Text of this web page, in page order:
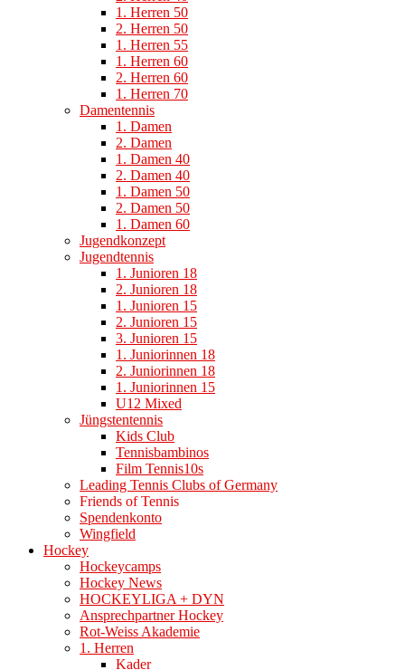
1. Herren 50
2. Herren 50
1. Herren 55
1. Herren 60
2. Herren 60
1. Herren 70
Damentennis
1. Damen
2. Damen
1. Damen 40
2. Damen 40
1. Damen 50
2. Damen 50
1. Damen 60
Jugendkonzept
Jugendtennis
1. Junioren 18
2. Junioren 18
1. Junioren 15
2. Junioren 15
3. Junioren 15
1. Juniorinnen 18
2. Juniorinnen 18
1. Juniorinnen 15
U12 Mixed
Jüngstentennis
Kids Club
Tennisbambinos
Film Tennis10s
Leading Tennis Clubs of Germany
Friends of Tennis
Spendenkonto
Wingfield
Hockey
Hockeycamps
Hockey News
HOCKEYLIGA + DYN
Ansprechpartner Hockey
Rot-Weiss Akademie
1. Herren
Kader